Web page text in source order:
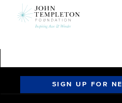
SIGN UP FOR